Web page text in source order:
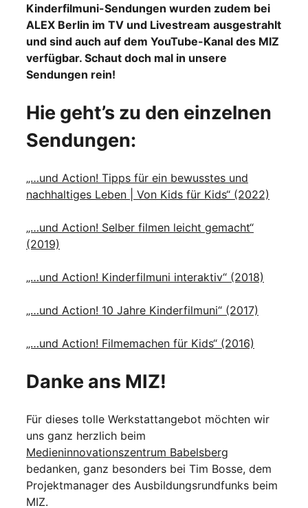
Kinderfilmuni-Sendungen wurden zudem bei
ALEX Berlin im TV und Livestream ausgestrahlt
und sind auch auf dem YouTube-Kanal des MIZ
verfügbar. Schaut doch mal in unsere
Sendungen rein!
Hie geht’s zu den einzelnen
Sendungen:
„…und Action! Tipps für ein bewusstes und
nachhaltiges Leben | Von Kids für Kids“ (2022)
„…und Action! Selber filmen leicht gemacht“
(2019)
„…und Action! Kinderfilmuni interaktiv“ (2018)
„…und Action! 10 Jahre Kinderfilmuni“ (2017)
„…und Action! Filmemachen für Kids“ (2016)
Danke ans MIZ!
Für dieses tolle Werkstattangebot möchten wir
uns ganz herzlich beim
Medieninnovationszentrum Babelsberg
bedanken, ganz besonders bei Tim Bosse, dem
Projektmanager des Ausbildungsrundfunks beim
MIZ.